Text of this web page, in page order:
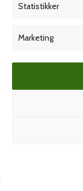
Statistikker
Marketing
Favoritliste